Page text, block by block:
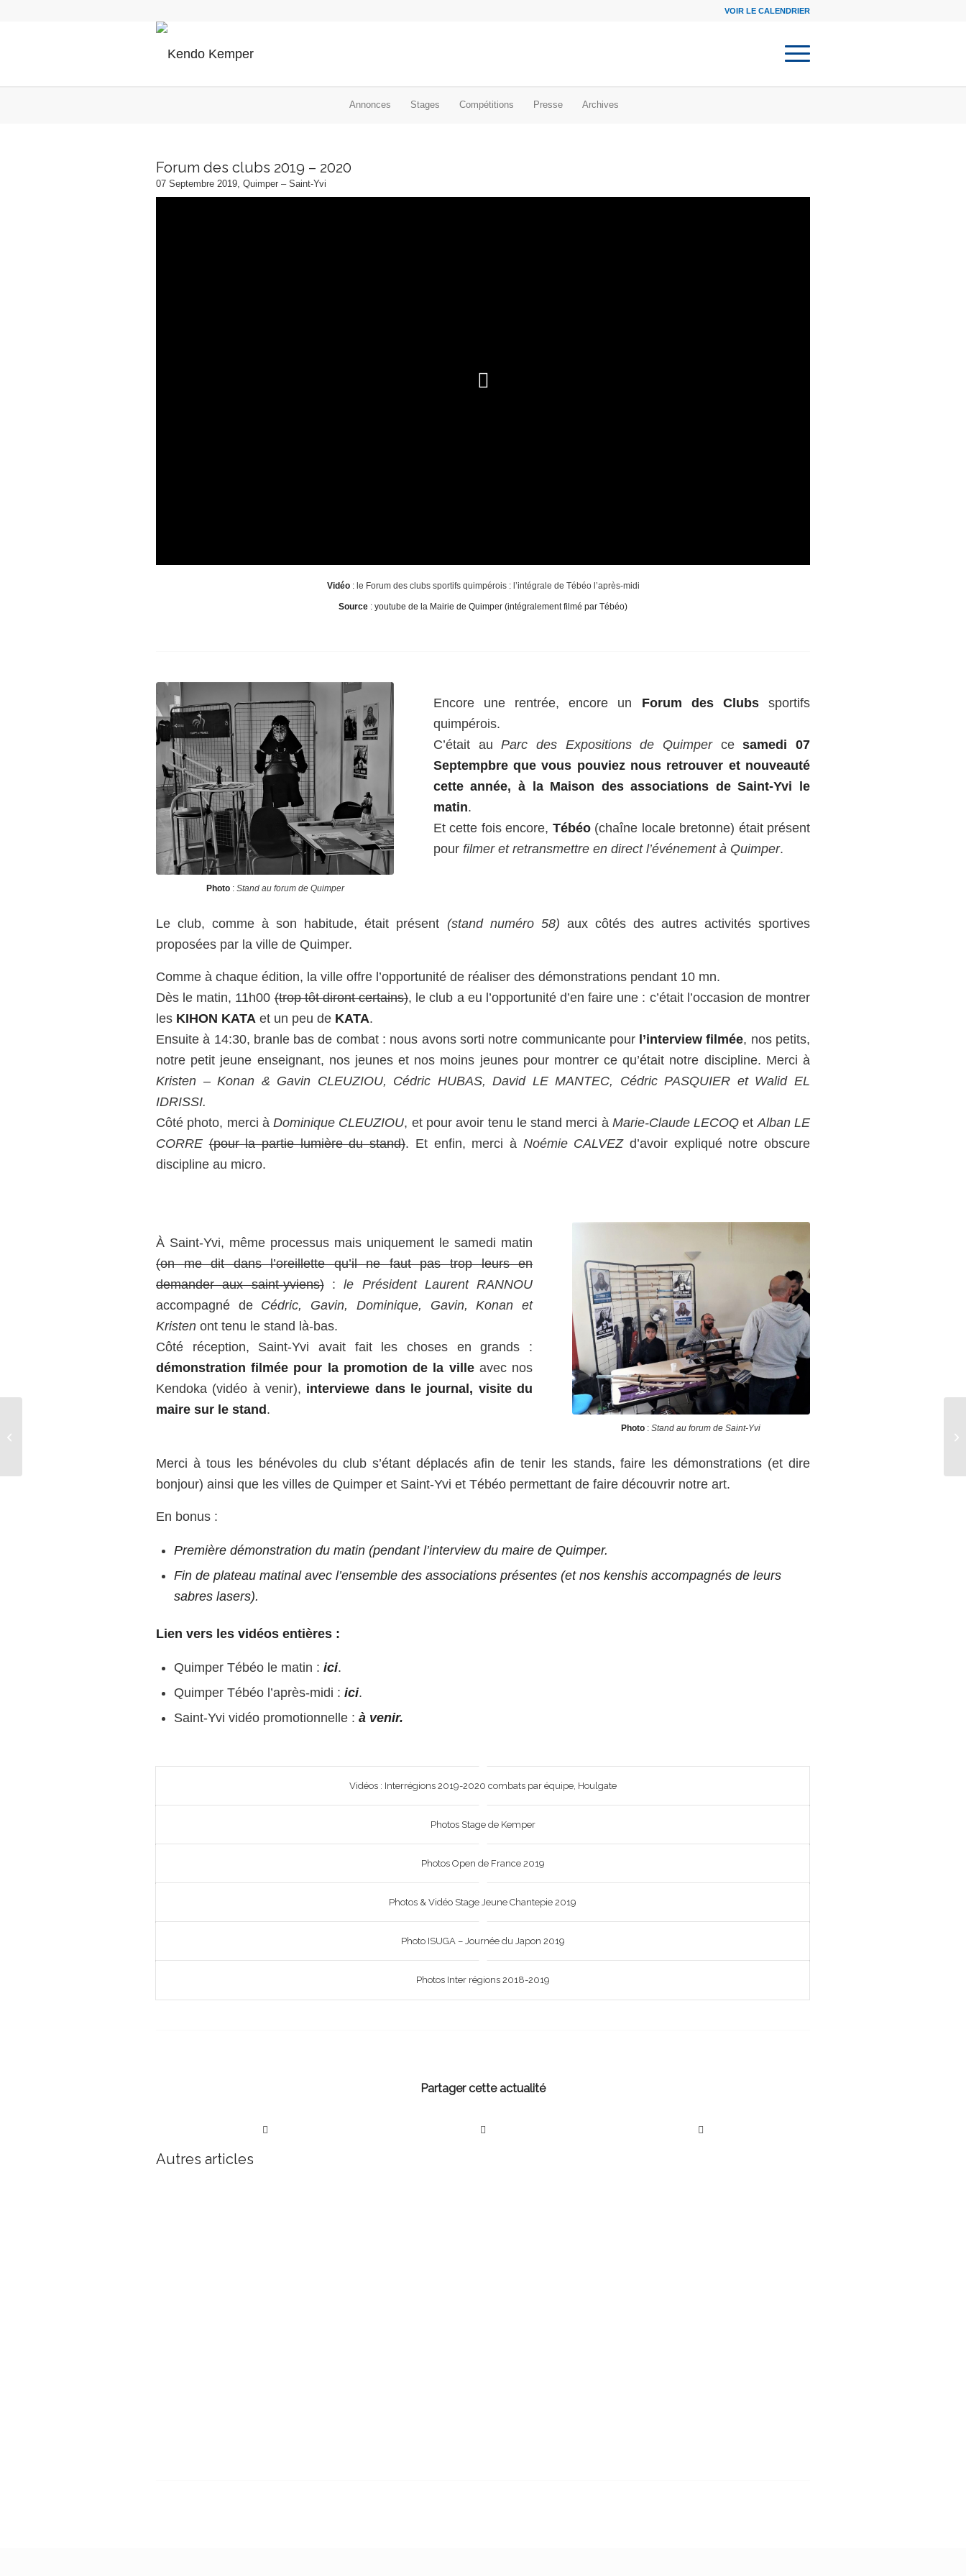
VOIR LE CALENDRIER
Annonces Stages Compétitions Presse Archives
Forum des clubs 2019 – 2020
07 Septembre 2019, Quimper – Saint-Yvi
Vidéo : le Forum des clubs sportifs quimpérois : l’intégrale de Tébéo l’après-midi
Source : youtube de la Mairie de Quimper (intégralement filmé par Tébéo)
Photo: Stand au forum de Quimper
Encore une rentrée, encore un Forum des Clubssportifs
quimpérois.
C’était auParc des Expositions de Quimpercesamedi 07
Septempbre que vous pouviez nous retrouver et nouveauté
cette année, à la Maison des associations de Saint-Yvi le
matin.
Et cette fois encore, Tébéo(chaîne locale bretonne) était présent
pour filmer et retransmettre en direct l’événement à Quimper.
Le club, comme à son habitude, était présent (stand numéro 58) aux côtés des autres activités sportives
proposées par la ville de Quimper.
Comme à chaque édition, la ville offre l’opportunité de réaliser des démonstrations pendant 10 mn.
Dès le matin, 11h00(trop tôt diront certains), le club a eu l’opportunité d’en faire une : c’était l’occasion de montrer
les KIHON KATA et un peu de KATA.
Ensuite à 14:30, branle bas de combat : nous avons sorti notre communicante pour l’interview filmée, nos petits,
notre petit jeune enseignant, nos jeunes et nos moins jeunes pour montrer ce qu’était notre discipline. Merci à
Kristen – Konan & Gavin CLEUZIOU, Cédric HUBAS, David LE MANTEC, Cédric PASQUIER et Walid EL
IDRISSI.
Côté photo, merci àDominique CLEUZIOU, et pour avoir tenu le stand merci à Marie-Claude LECOQ et Alban LE
CORRE (pour la partie lumière du stand). Et enfin, merci à Noémie CALVEZd’avoir expliqué notre obscure
discipline au micro.
À Saint-Yvi, même processus mais uniquement le samedi matin
(on me dit dans l’oreillette qu’il ne faut pas trop leurs en
demander aux saint-yviens):le Président Laurent RANNOU
accompagné de Cédric, Gavin, Dominique, Gavin, Konan et
Kristen ont tenu le stand là-bas.
Côté réception, Saint-Yvi avait fait les choses en grands :
démonstration filmée pour la promotion de la villeavec nos
Kendoka (vidéo à venir), interviewe dans le journal, visite du
maire sur le stand .
Photo :Stand au forum de Saint-Yvi
Merci à tous les bénévoles du club s’étant déplacés afin de tenir les stands, faire les démonstrations (et dire
bonjour) ainsi que les villes de Quimper et Saint-Yvi et Tébéo permettant de faire découvrir notre art.
En bonus :
Première démonstration du matin (pendant l’interview du maire de Quimper.
Fin de plateau matinal avec l’ensemble des associations présentes (et nos kenshis accompagnés de leurs
sabres lasers).
Lien vers les vidéos entières :
Quimper Tébéo le matin : ici.
Quimper Tébéo l’après-midi : ici.
Saint-Yvi vidéo promotionnelle : à venir.
Vidéos : Interrégions 2019-2020 combats par équipe, Houlgate
Photos Stage de Kemper
Photos Open de France 2019
Photos & Vidéo Stage Jeune Chantepie 2019
Photo ISUGA – Journée du Japon 2019
Photos Inter régions 2018-2019
Partager cette actualité
Autres articles